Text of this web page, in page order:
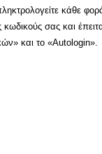
κάθε
κωδικούς σας και
και το «Autologin».